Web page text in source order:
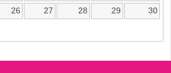
26 27 28 29
30